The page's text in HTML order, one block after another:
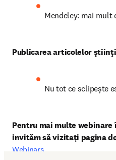
Mendeley: mai mult
Publicarea articolelor
Nu tot ce sclipește
Pentru mai multe webinare
invităm să vizitați pagina
Webinars